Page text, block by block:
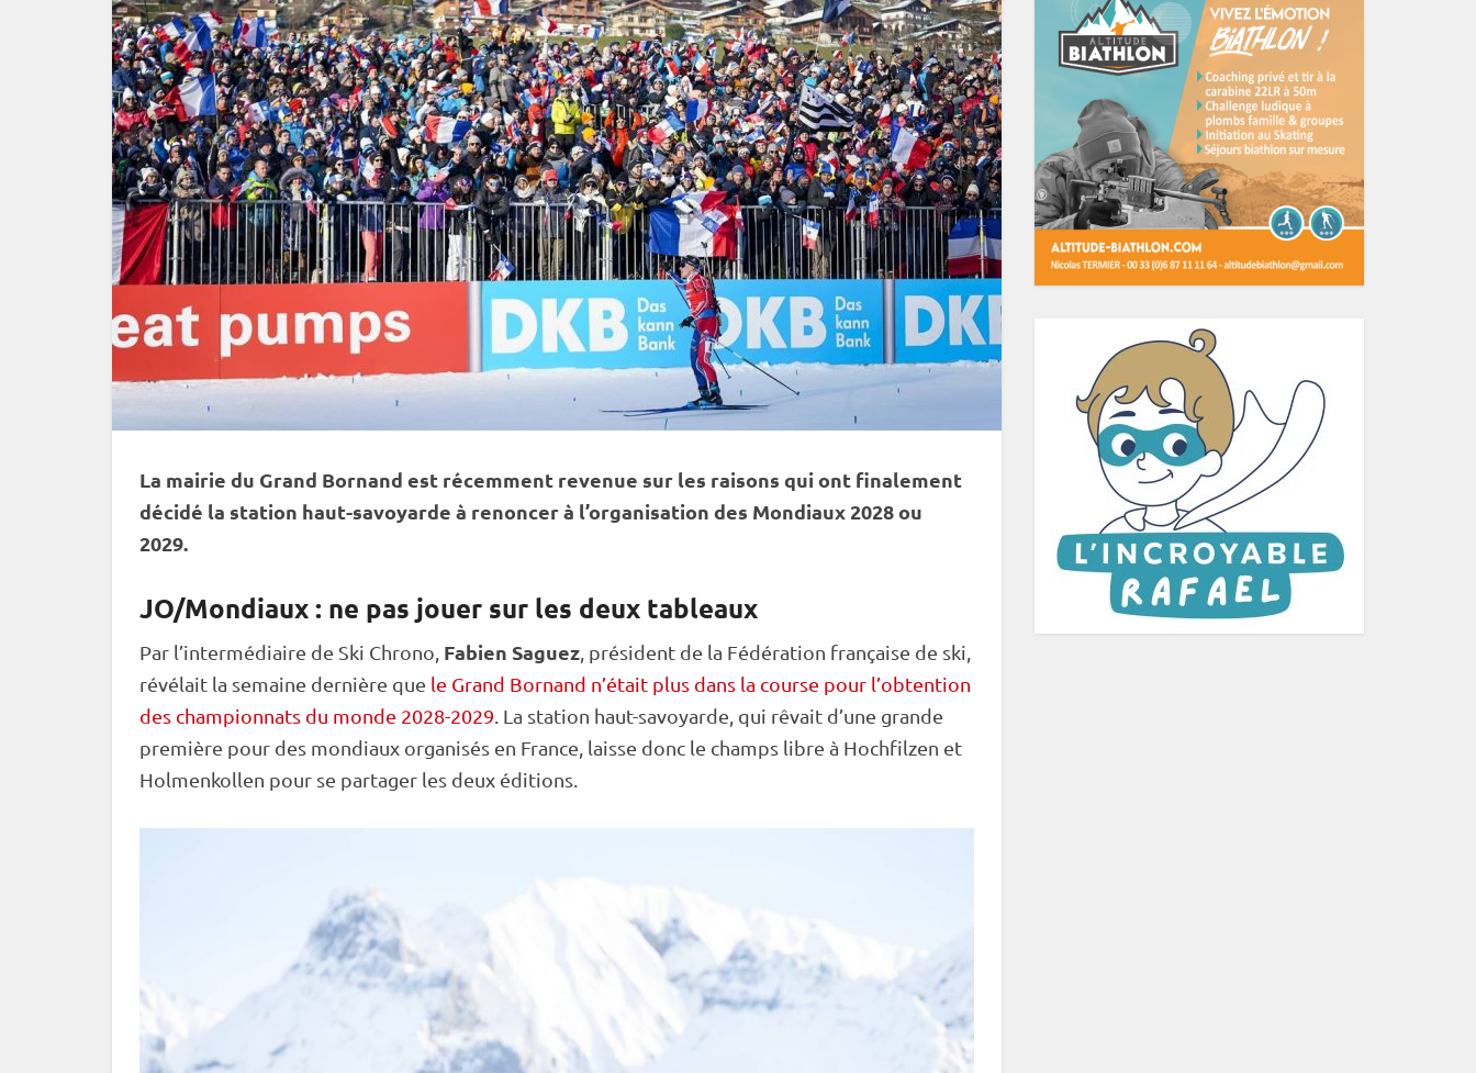
La mairie du Grand Bornand est récemment revenue sur les raisons qui ont finalement
décidé la station haut-savoyarde à renoncer à l’organisation des Mondiaux 2028 ou
2029.
JO/Mondiaux : ne pas jouer sur les deux tableaux
Par l’intermédiaire de Ski Chrono, Fabien Saguez , président de la Fédération française de ski,
révélait la semaine dernière que le Grand Bornand n’était plus dans la course pour l’obtention
des championnats du monde 2028-2029 . La station haut-savoyarde, qui rêvait d’une grande
première pour des mondiaux organisés en France, laisse donc le champs libre à Hochfilzen et
Holmenkollen pour se partager les deux éditions.